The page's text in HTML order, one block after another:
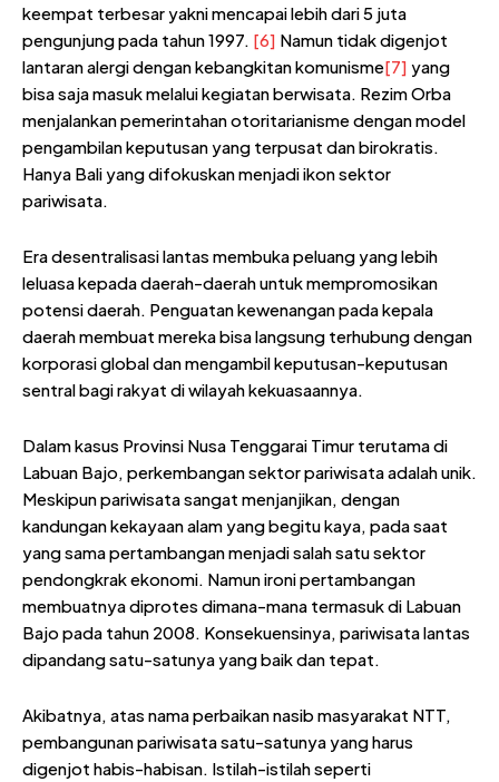
keempat terbesar yakni mencapai lebih dari 5 juta
pengunjung pada tahun 1997. [6] Namun tidak digenjot
lantaran alergi dengan kebangkitan komunisme[7] yang
bisa saja masuk melalui kegiatan berwisata. Rezim Orba
menjalankan pemerintahan otoritarianisme dengan model
pengambilan keputusan yang terpusat dan birokratis.
Hanya Bali yang difokuskan menjadi ikon sektor
pariwisata.
Era desentralisasi lantas membuka peluang yang lebih
leluasa kepada daerah-daerah untuk mempromosikan
potensi daerah. Penguatan kewenangan pada kepala
daerah membuat mereka bisa langsung terhubung dengan
korporasi global dan mengambil keputusan-keputusan
sentral bagi rakyat di wilayah kekuasaannya.
Dalam kasus Provinsi Nusa Tenggarai Timur terutama di
Labuan Bajo, perkembangan sektor pariwisata adalah unik.
Meskipun pariwisata sangat menjanjikan, dengan
kandungan kekayaan alam yang begitu kaya, pada saat
yang sama pertambangan menjadi salah satu sektor
pendongkrak ekonomi. Namun ironi pertambangan
membuatnya diprotes dimana-mana termasuk di Labuan
Bajo pada tahun 2008. Konsekuensinya, pariwisata lantas
dipandang satu-satunya yang baik dan tepat.
Akibatnya, atas nama perbaikan nasib masyarakat NTT,
pembangunan pariwisata satu-satunya yang harus
digenjot habis-habisan. Istilah-istilah seperti